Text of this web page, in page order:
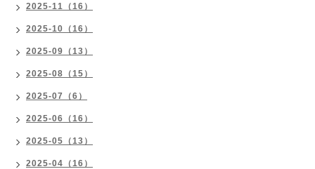
2025-11（16）
2025-10（16）
2025-09（13）
2025-08（15）
2025-07（6）
2025-06（16）
2025-05（13）
2025-04（16）